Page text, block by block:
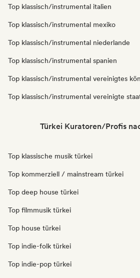
Top klassisch/instrumental italien
Top klassisch/instrumental mexiko
Top klassisch/instrumental niederlande
Top klassisch/instrumental spanien
Top klassisch/instrumental vereinigtes
Top klassisch/instrumental vereinigte
Türkei Kuratoren/Profis
Top klassische musik türkei
Top kommerziell / mainstream türkei
Top deep house türkei
Top filmmusik türkei
Top house türkei
Top indie-folk türkei
Top indie-pop türkei